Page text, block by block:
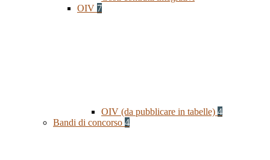
OIV 7
OIV (da pubblicare in tabelle) 4
Bandi di concorso 4